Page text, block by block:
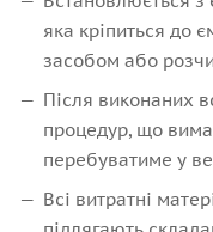
яка кріпиться до
засобом або
Після виконаних
процедур, що
перебуватиме у
Всі витратні